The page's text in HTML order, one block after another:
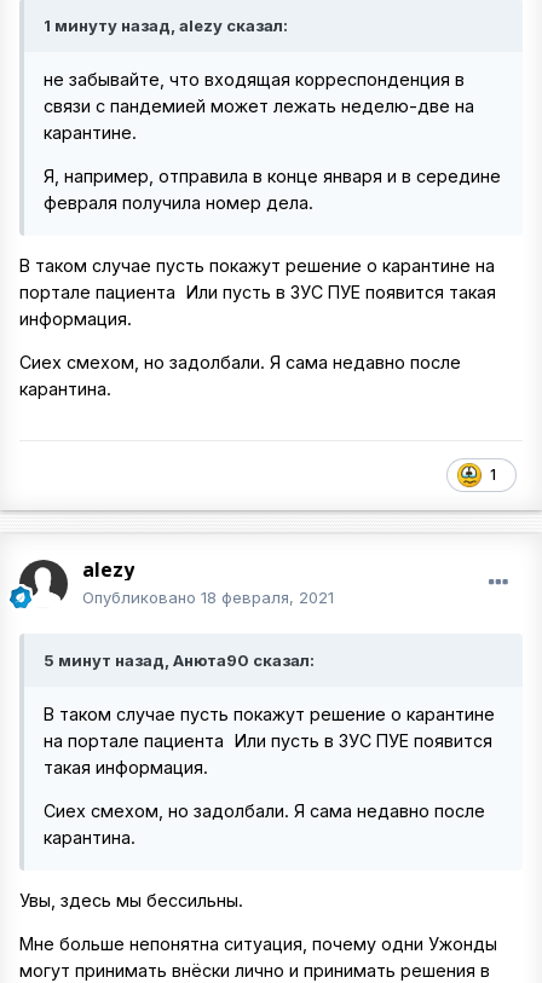
1 минуту назад, alezy сказал:
не забывайте, что входящая корреспонденция в
связи с пандемией может лежать неделю-две на
карантине.
Я, например, отправила в конце января и в середине
февраля получила номер дела.
В таком случае пусть покажут решение о карантине на
портале пациента Или пусть в ЗУС ПУЕ появится такая
информация.
Сиех смехом, но задолбали. Я сама недавно после
карантина.
1
alezy
Опубликовано 18 февраля, 2021
5 минут назад, Анюта90 сказал:
В таком случае пусть покажут решение о карантине
на портале пациента Или пусть в ЗУС ПУЕ появится
такая информация.
Сиех смехом, но задолбали. Я сама недавно после
карантина.
Увы, здесь мы бессильны.
Мне больше непонятна ситуация, почему одни Ужонды
могут принимать внёски лично и принимать решения в